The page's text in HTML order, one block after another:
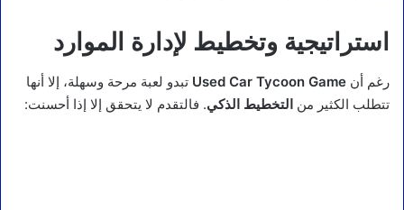
استراتيجية وتخطيط لإدارة الموارد
رغم أن Used Car Tycoon Game تبدو لعبة مرحة وسهلة، إلا أنها
تتطلب الكثير من التخطيط الذكي. فالتقدم لا يتحقق إلا إذا أحسنت: